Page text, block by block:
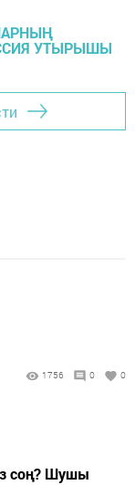
УТЫРЫШЫ
1756 0 0
соң? Шушы